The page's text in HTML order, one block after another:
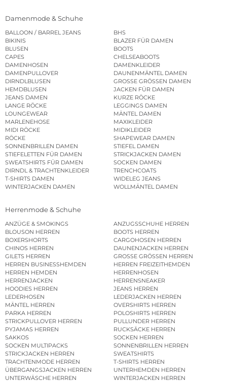
Damenmode & Schuhe
BALLOON / BARREL JEANS
BHS
BIKINIS
BLAZER FÜR DAMEN
BLUSEN
BOOTS
CAPES
CHELSEABOOTS
DAMENHOSEN
DAMENKLEIDER
DAMENPULLOVER
DAUNENMÄNTEL DAMEN
DIRNDLBLUSEN
GROSSE GRÖSSEN DAMEN
HEMDBLUSEN
JACKEN FÜR DAMEN
JEANS DAMEN
KURZE RÖCKE
LANGE RÖCKE
LEGGINGS DAMEN
LOUNGEWEAR
MÄNTEL DAMEN
MARLENEHOSE
MAXIKLEIDER
MIDI RÖCKE
MIDIKLEIDER
RÖCKE
SHAPEWEAR DAMEN
SONNENBRILLEN DAMEN
STIEFEL DAMEN
STIEFELETTEN FÜR DAMEN
STRICKJACKEN DAMEN
SWEATSHIRTS FÜR DAMEN
SOCKEN DAMEN
DIRNDL & TRACHTENKLEIDER
TRENCHCOATS
T-SHIRTS DAMEN
WIDELEG JEANS
WINTERJACKEN DAMEN
WOLLMÄNTEL DAMEN
Herrenmode & Schuhe
ANZÜGE & SMOKINGS
ANZUGSSCHUHE HERREN
BLOUSON HERREN
BOOTS HERREN
BOXERSHORTS
CARGOHOSEN HERREN
CHINOS HERREN
DAUNENJACKEN HERREN
GILETS HERREN
GROSSE GRÖSSEN HERREN
HERREN BUSINESSHEMDEN
HERREN FREIZEITHEMDEN
HERREN HEMDEN
HERRENHOSEN
HERRENJACKEN
HERRENSNEAKER
HOODIES HERREN
JEANS HERREN
LEDERHOSEN
LEDERJACKEN HERREN
MÄNTEL HERREN
OVERSHIRTS HERREN
PARKA HERREN
POLOSHIRTS HERREN
STRICKPULLOVER HERREN
PULLUNDER HERREN
PYJAMAS HERREN
RUCKSÄCKE HERREN
SAKKOS
SOCKEN HERREN
SOCKEN MULTIPACKS
SONNENBRILLEN HERREN
STRICKJACKEN HERREN
SWEATSHIRTS
TRACHTENMODE HERREN
T-SHIRTS HERREN
ÜBERGANGSJACKEN HERREN
UNTERHEMDEN HERREN
UNTERWÄSCHE HERREN
WINTERJACKEN HERREN